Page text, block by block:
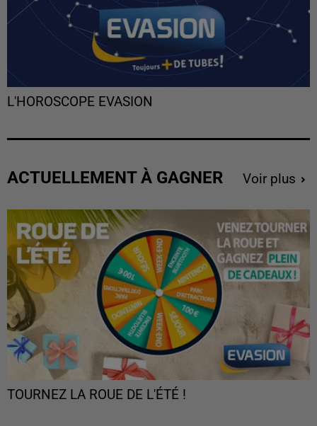
L'HOROSCOPE EVASION
ACTUELLEMENT À GAGNER Voir plus
TOURNEZ LA ROUE DE L'ÉTÉ !